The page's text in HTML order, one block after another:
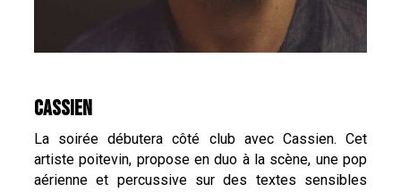
CASSIEN
La soirée débutera côté club avec Cassien. Cet
artiste poitevin, propose en duo à la scène, une pop
aérienne et percussive sur des textes sensibles